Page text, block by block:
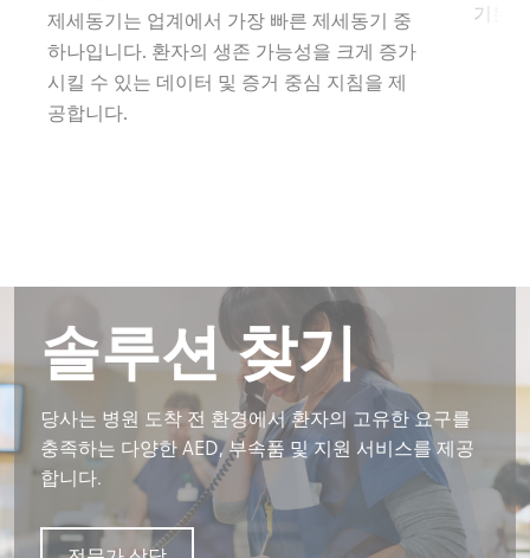
제세동기는 업계에서 가장 빠른 제세동기 중
하나입니다. 환자의 생존 가능성을 크게 증가
시킬 수 있는 데이터 및 증거 중심 지침을 제
공합니다.
기본
솔루션 찾기
당사는 병원 도착 전 환경에서 환자의 고유한 요구를
충족하는 다양한 AED, 부속품 및 지원 서비스를 제공
합니다.
솔루션 찾기
당사는 병원 도착 전 환경에서 환자의 고유한 요구를
충족하는 다양한 AED, 부속품 및 지원 서비스를 제공
합니다.
솔루션 찾기
당사는 병원 도착 전 환경에서 환자의 고유한 요구를
충족하는 다양한 AED, 부속품 및 지원 서비스를 제공
합니다.
솔루션 찾기
당사는 병원 도착 전 환경에서 환자의 고유한 요구를
충족하는 다양한 AED, 부속품 및 지원 서비스를 제공
합니다.